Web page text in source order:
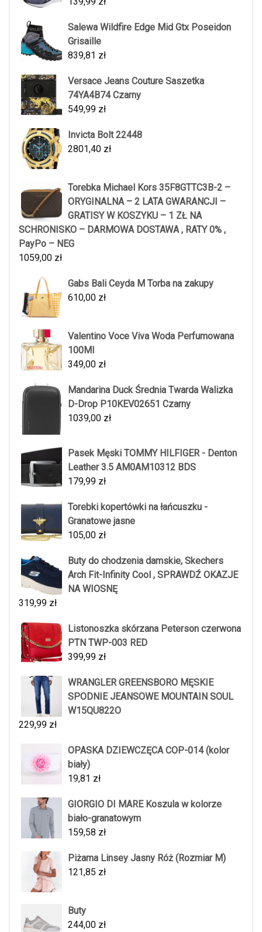
Salewa Wildfire Edge Mid Gtx Poseidon
Grisaille
839,81 zł
Versace Jeans Couture Saszetka
74YA4B74 Czarny
549,99 zł
Invicta Bolt 22448
2801,40 zł
Torebka Michael Kors 35F8GTTC3B-2 –
ORYGINALNA – 2 LATA GWARANCJI –
GRATISY W KOSZYKU – 1 ZŁ NA
SCHRONISKO – DARMOWA DOSTAWA , RATY 0% ,
PayPo – NEG
1059,00 zł
Gabs Bali Ceyda M Torba na zakupy
610,00 zł
Valentino Voce Viva Woda Perfumowana
100Ml
349,00 zł
Mandarina Duck Średnia Twarda Walizka
D-Drop P10KEV02651 Czarny
1039,00 zł
Pasek Męski TOMMY HILFIGER - Denton
Leather 3.5 AM0AM10312 BDS
179,99 zł
Torebki kopertówki na łańcuszku -
Granatowe jasne
105,00 zł
Buty do chodzenia damskie, Skechers
Arch Fit-Infinity Cool , SPRAWDŹ OKAZJE
NA WIOSNĘ
319,99 zł
Listonoszka skórzana Peterson czerwona
PTN TWP-003 RED
399,99 zł
WRANGLER GREENSBORO MĘSKIE
SPODNIE JEANSOWE MOUNTAIN SOUL
W15QU822O
229,99 zł
OPASKA DZIEWCZĘCA COP-014 (kolor
biały)
19,81 zł
GIORGIO DI MARE Koszula w kolorze
biało-granatowym
159,58 zł
Piżama Linsey Jasny Róż (Rozmiar M)
121,85 zł
Buty
244,00 zł